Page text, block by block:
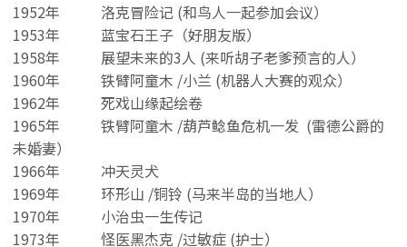
1952年
洛克冒险记 (和鸟人一起参加会议）
1953年
蓝宝石王子（好朋友版）
1958年
展望未来的3人 (来听胡子老爹预言的人）
1960年
铁臂阿童木 /小兰 (机器人大赛的观众）
1962年
死戏山缘起绘卷
1965年
铁臂阿童木 /葫芦鲶鱼危机一发 (雷德公爵的
未婚妻）
1966年
冲天灵犬
1969年
环形山 /铜铃 (马来半岛的当地人）
1970年
小治虫一生传记
1973年
怪医黑杰克 /过敏症 (护士）